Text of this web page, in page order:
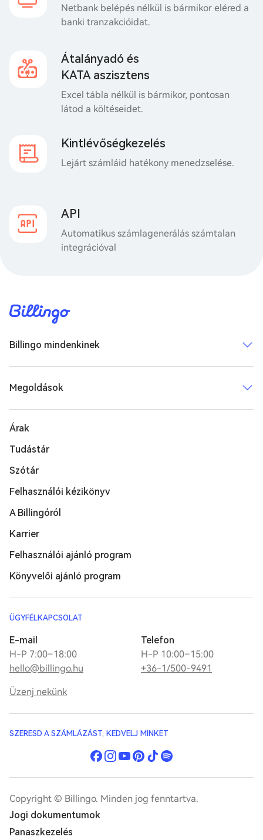
Netbank belépés nélkül is bármikor eléred a
banki tranzakcióidat.
Átalányadó és
KATA aszisztens
Excel tábla nélkül is bármikor, pontosan
látod a költéseidet.
Kintlévőségkezelés
Lejárt számláid hatékony menedzselése.
API
Automatikus számlagenerálás számtalan
integrációval
ÜGYFÉLKAPCSOLAT
E-mail
H-P 7:00–18:00
hello@billingo.hu
Telefon
H-P 10:00–15:00
+36-1/500-9491
Üzenj nekünk
Billingo mindenkinek
Megoldások
Árak
Tudástár
Szótár
Felhasználói kézikönyv
A Billingóról
Karrier
Felhasználói ajánló program
Könyvelői ajánló program
SZERESD A SZÁMLÁZÁST, KEDVELJ MINKET
Copyright © Billingo. Minden jog fenntartva.
Jogi dokumentumok
Panaszkezelés